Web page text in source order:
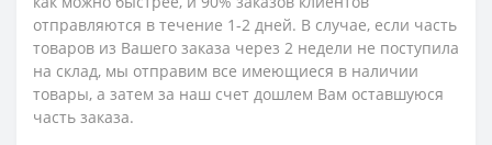
отправляются в течение 1-2 дней. В случае, если часть
товаров из Вашего заказа через 2 недели не поступила
на склад, мы отправим все имеющиеся в наличии
товары, а затем за наш счет дошлем Вам оставшуюся
часть заказа.